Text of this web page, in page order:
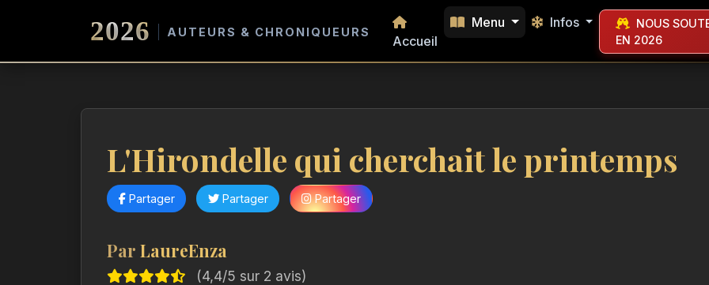
2026 AUTEURS & CHRONIQUEURS
Accueil
Menu Infos
NOUS
EN 2026
L'Hirondelle qui cherchait le printemps
Partager Partager Partager
Par LaureEnza
(4,4/5 sur 2 avis)